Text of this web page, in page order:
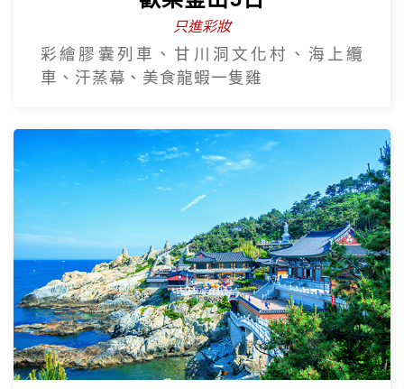
只進彩妝
彩繪膠囊列車、甘川洞文化村、海上纜
車、汗蒸幕、美食龍蝦一隻雞